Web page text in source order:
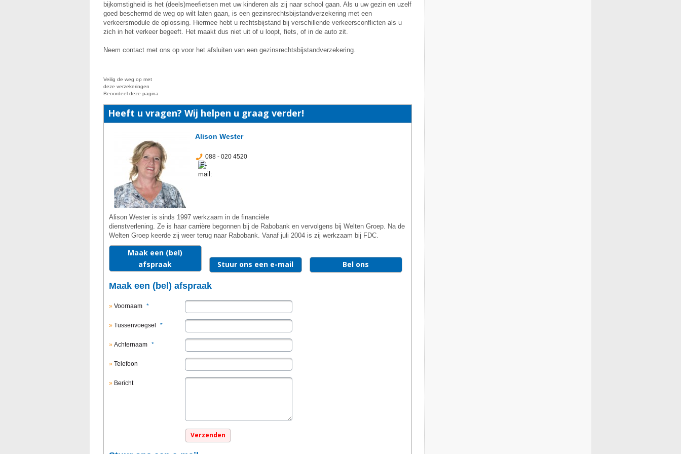
bijkomstigheid is het (deels)meefietsen met uw kinderen als zij naar school gaan. Als u uw gezin en uzelf
goed beschermd de weg op wilt laten gaan, is een gezinsrechtsbijstandverzekering met een
verkeersmodule de oplossing. Hiermee hebt u rechtsbijstand bij verschillende verkeersconflicten als u
zich in het verkeer begeeft. Het maakt dus niet uit of u loopt, fiets, of in de auto zit.
Neem contact met ons op voor het afsluiten van een gezinsrechtsbijstandverzekering.
Veilig de weg op met
deze verzekeringen
Beoordeel deze pagina
Heeft u vragen? Wij helpen u graag verder!
Alison Wester
088 - 020 4520
Alison Wester is sinds 1997 werkzaam in de financiële
dienstverlening. Ze is haar carrière begonnen bij de Rabobank en vervolgens bij Welten Groep. Na de
Welten Groep keerde zij weer terug naar Rabobank. Vanaf juli 2004 is zij werkzaam bij FDC.
Maak een (bel)
afspraak
Stuur ons een e-mail Bel ons
Maak een (bel) afspraak
Voornaam *
Tussenvoegsel *
Achternaam *
Telefoon
Bericht